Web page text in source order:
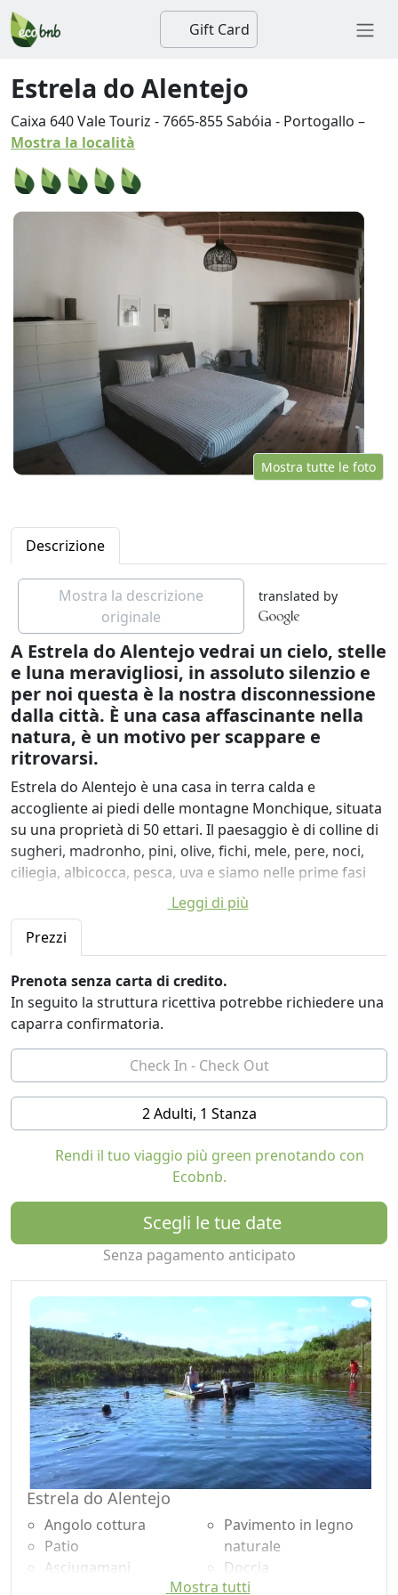
Gift Card
Estrela do Alentejo
Caixa 640 Vale Touriz -7665-855Sabóia - Portogallo –
Mostra la località
Mostra tutte le foto
Descrizione
Mostra la descrizione
originale
translated by
A Estrela do Alentejo vedrai un cielo, stelle
e luna meravigliosi, in assoluto silenzio e
per noi questa è la nostra disconnessione
dalla città. È una casa affascinante nella
natura, è un motivo per scappare e
ritrovarsi.
Estrela do Alentejo è una casa in terra calda e
accogliente ai piedi delle montagne Monchique, situata
su una proprietà di 50 ettari. Il paesaggio è di colline di
sugheri, madronho, pini, olive, fichi, mele, pere, noci,
ciliegia, albicocca, pesca, uva e siamo nelle prime fasi
della coltivazione delle nostre verdure biologiche.
Puoi fare delle belle passeggiate, leggere, scrivere,
disegnare e persino nuotare in una piscina naturale e
asciugarti al sole o semplicemente rilassarti sulle
amache. Questo è il nostro piccolo paradiso e mi
piacerebbe che tu sperimentassi ciò che facciamo.
Siamo molto isolati e lo adoriamo, spero che tu lo
Stiamo creando un luogo in modo da poter vivere in
armonia con la terra.
Per vivere fuori e vivere l'esperienza culinaria,
disponiamo di una meravigliosa terrazza coperta con
divano, poltrone e amache per rilassarsi, leggere e
tranquillità e completamente autosufficienti.
La stanza principale è molto grande con un bagno
molto grande, doccia per due persone con i suoi
lavandini. Entrambe le camere hanno i loro bagni
privati, con ingresso indipendente. Ogni camera ha il
proprio mini frigo e un angolo cottura esterno
autonomo per preparare pasti semplici.
Amache all'aperto per rilassarsi e staccare dalla vita
frenetica della città e connettersi con l'ambiente
circostante.
Leggi di più
Prezzi
Prenota senza carta di credito.
In seguito la struttura ricettiva potrebbe richiedere una
caparra confirmatoria.
2 Adulti, 1 Stanza
Rendi il tuo viaggio più green prenotando con
Ecobnb.
Scegli le tue date
Senza pagamento anticipato
Estrela do Alentejo
Angolo cottura
Patio
Asciugamani
Pavimento in legno
naturale
Doccia
Shampoo plastic-free,
Mostra tutti